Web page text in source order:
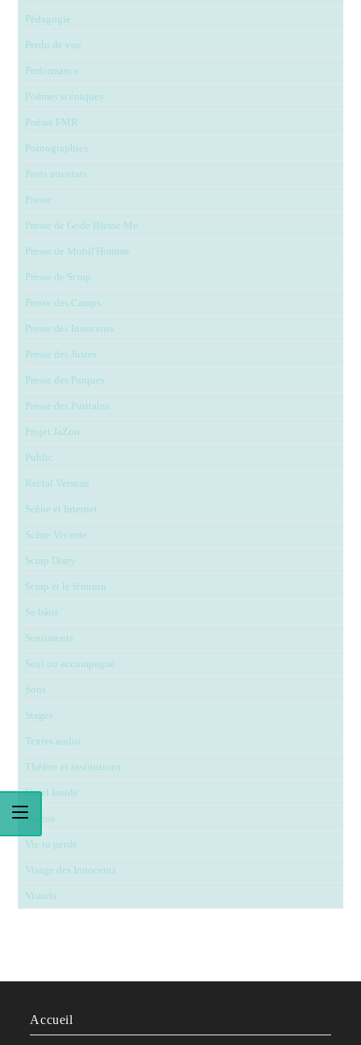
Pédagogie
Perdu de vue
Performance
Poèmes scéniques
Poésie FMR
Pornographies
Posts attentats
Presse
Presse de Gode Blesse Me
Presse de Mobil'Homme
Presse de Scrap
Presse des Camps
Presse des Innocents
Presse des Justes
Presse des Parques
Presse des Puritains
Projet JaZon
Public
Rectal Verseau
Scène et Internet
Scène Vivante
Scrap Diary
Scrap et le féminin
Se bâtir
Sentiments
Seul ou accompagné
Sons
Stages
Textes audio
Théâtre et institutions
Untel Inside
Vidéos
Vie tu perds
Visage des Innocents
Visuels
Accueil